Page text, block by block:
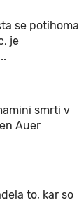
se potihoma
je
smrti v
Auer
to, kar so